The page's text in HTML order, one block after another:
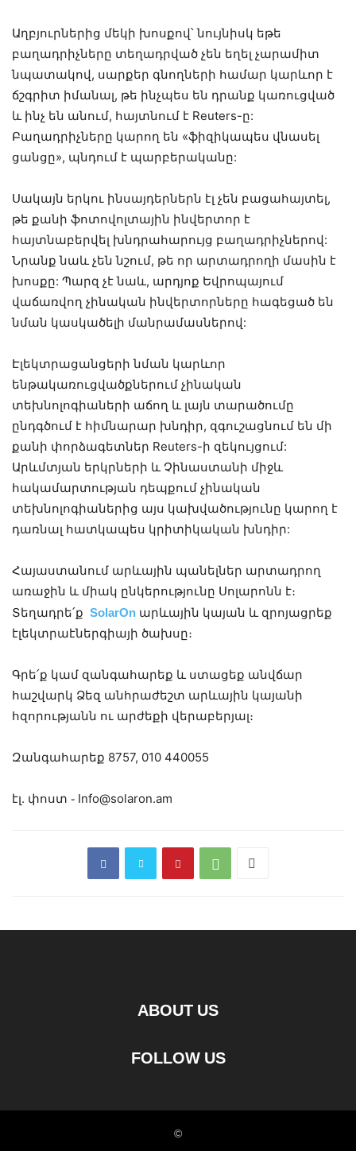
Աղբյուրներից մեկի խոսքով՝ նույնիսկ եթե
բաղադրիչները տեղադրված չեն եղել չարամիտ
նպատակով, սարքեր գնողների համար կարևոր է
ճշգրիտ իմանալ, թե ինչպես են դրանք կառուցված
և ինչ են անում, հայտնում է Reuters-ը:
Բաղադրիչները կարող են «ֆիզիկապես վնասել
ցանցը», պնդում է պարբերականը:
Սակայն երկու ինսայդերներն էլ չեն բացահայտել,
թե քանի ֆոտովոլտային ինվերտոր է
հայտնաբերվել խնդրահարույց բաղադրիչներով:
Նրանք նաև չեն նշում, թե որ արտադրողի մասին է
խոսքը: Պարզ չէ նաև, արդյոք Եվրոպայում
վաճառվող չինական ինվերտորները հագեցած են
նման կասկածելի մանրամասներով:
Էլեկտրացանցերի նման կարևոր
ենթակառուցվածքներում չինական
տեխնոլոգիաների աճող և լայն տարածումը
ընդգծում է հիմնարար խնդիր, զգուշացնում են մի
քանի փորձագետներ Reuters-ի զեկույցում:
Արևմտյան երկրների և Չինաստանի միջև
հակամարտության դեպքում չինական
տեխնոլոգիաներից այս կախվածությունը կարող է
դառնալ հատկապես կրիտիկական խնդիր:
Հայաստանում արևային պանելներ արտադրող
առաջին և միակ ընկերությունը Սոլարոնն է։
Տեղադրե՛ք SolarOn արևային կայան և զրոյացրեք
էլեկտրաէներգիայի ծախսը։
Գրե՛ք կամ զանգահարեք և ստացեք անվճար
հաշվարկ Ձեզ անհրաժեշտ արևային կայանի
հզորությանն ու արժեքի վերաբերյալ։
Զանգահարեք 8757, 010 440055
էլ. փոստ ֊ Info@solaron.am
ABOUT US
FOLLOW US
©